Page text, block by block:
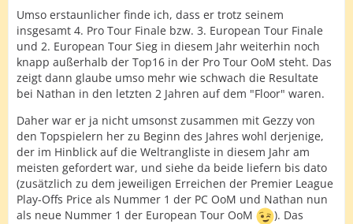
Umso erstaunlicher finde ich, dass er trotz seinem
insgesamt 4. Pro Tour Finale bzw. 3. European Tour Finale
und 2. European Tour Sieg in diesem Jahr weiterhin noch
knapp außerhalb der Top16 in der Pro Tour OoM steht. Das
zeigt dann glaube umso mehr wie schwach die Resultate
bei Nathan in den letzten 2 Jahren auf dem "Floor" waren.
Daher war er ja nicht umsonst zusammen mit Gezzy von
den Topspielern her zu Beginn des Jahres wohl derjenige,
der im Hinblick auf die Weltrangliste in diesem Jahr am
meisten gefordert war, und siehe da beide liefern bis dato
(zusätzlich zu dem jeweiligen Erreichen der Premier League
Play-Offs Price als Nummer 1 der PC OoM und Nathan nun
als neue Nummer 1 der European Tour OoM
). Das